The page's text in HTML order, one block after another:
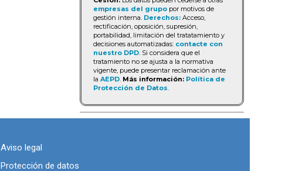
empresas del grupo por motivos de
gestión interna. Derechos: Acceso,
rectificación, oposición, supresión,
portabilidad, limitación del tratatamiento y
decisiones automatizadas: contacte con
nuestro DPD. Si considera que el
tratamiento no se ajusta a la normativa
vigente, puede presentar reclamación ante
la AEPD. Más información: Política de
Protección de Datos.
Aviso legal
Protección de datos